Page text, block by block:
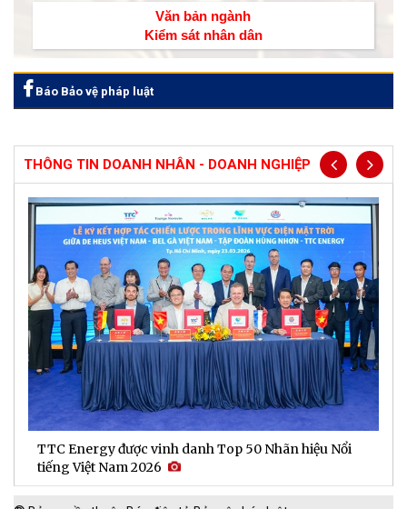
Văn bản ngành
Kiểm sát nhân dân
Báo Bảo vệ pháp luật
THÔNG TIN DOANH NHÂN - DOANH NGHIỆP
TTC Energy được vinh danh Top 50 Nhãn hiệu Nổi
tiếng Việt Nam 2026